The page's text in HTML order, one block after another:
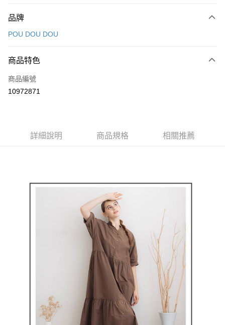
信用卡一次付款
LINE Pay
Apple Pay
大哥付你分期
流程，驗證手機門號後，選擇欲分期的期數、繳款截止日，確認付款後即完
3.實際核准額度、可分期數及費用金額請依後續交易確認頁面所載為準。
4.訂單成立30分鐘內，如未前往確認交易或遇審核未通過，訂單將自動取
消。如遇「轉專審核」未通過狀況，表示未達大哥付你分期系統評分，恕無
1.分期款項不併入電信帳單，「大哥付你分期」於每月結算日後寄送繳費提
2.透過簡訊連結打開帳單後，可選擇「超商條碼／台灣大直營門市／銀行轉
帳／街口支付／iPASS MONEY」等通路繳費。
1.本服務係由「台灣大哥大股份有限公司」（以下簡稱本公司）所提供，讓
用戶於交易時，得透過本服務購買商品或服務，並由商店將買賣／分期付款
買賣價金債權讓與本公司後，依約使用本公司帳單繳交帳款。
AFTEE先享後付是「在收到商品之後才付款」的支付方式。 讓您購物簡單
１．簡單：不需註冊會員、不需綁卡、不需儲值。
２．便利：只要手機號碼，簡訊認證，即可結帳。
３．安心：先確認商品／服務後，再付款。
【「AFTEE先享後付」結帳流程】
１．於結帳方式選擇「AFTEE先享後付」後，將跳轉至「AFTEE先享後付」
結帳頁面，進行簡訊認證並確認金額後，即可完成結帳。
２．訂單成立數日內，您將收到繳費通知簡訊。
３．收到繳費通知簡訊後14天內，點擊此簡訊中的連結，可透過四大超商／
ATM／網路銀行／等多元方式進行付款，方視為交易完成。
※ 請注意：結帳手續完成當下不需立刻繳費，但若您需要取消訂單，請聯絡
購買商品的店家。未經商家同意取消之訂單仍視為有效，需透過AFTEE先享
每筆NT$80，滿NT$2,000(含以上)免運費
每筆NT$80，滿NT$2,000(含以上)免運費
萊爾富取貨付款
每筆NT$80，滿NT$2,000(含以上)免運費
品牌
POU DOU DOU
商品特色
商品編號
10972871
詳細說明 商品規格 相關推薦